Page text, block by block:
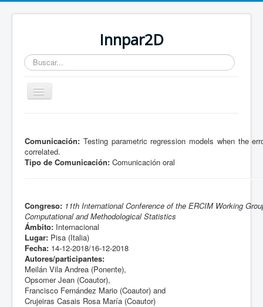
Innpar2D
Buscar...
Cambiar
navegación
Comunicación: Testing parametric regression models when the
correlated.
Tipo de Comunicación: Comunicación oral
Congreso: 11th International Conference of the ERCIM Working
Computational and Methodological Statistics
Ámbito: Internacional
Lugar: Pisa (Italia)
Fecha: 14-12-2018/16-12-2018
Autores/participantes:
Meilán Vila Andrea (Ponente),
Opsomer Jean (Coautor),
Francisco Fernández Mario (Coautor) and
Crujeiras Casais Rosa María (Coautor)